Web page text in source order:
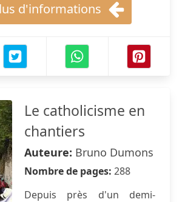
d'informations
Le catholicisme en
chantiers
Auteure: Bruno Dumons
Nombre de pages: 288
Depuis près d'un demi-